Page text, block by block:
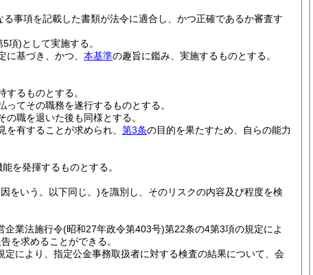
事項を記載した書類が法令に適合し、かつ正確であるか審査す
5項)として実施する。
基づき、かつ、 本基準の趣旨に鑑み、実施するものとする。
るものとする。
てその職務を遂行するものとする。
の職を退いた後も同様とする。
有することが求められ、 第3条の目的を果たすため、自らの能力
を発揮するものとする。
をいう。以下同じ。)を識別し、そのリスクの内容及び程度を検
企業法施行令(昭和27年政令第403号)第22条の4第3項の規定によ
を求めることができる。
定により、指定公金事務取扱者に対する検査の結果について、会